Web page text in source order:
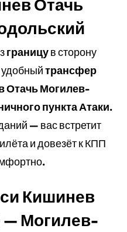
Отачь
границув сторону
трансфер
Отачь Могилев-
пункта Атаки.
— вас встретит
и довезёт к КПП
Кишинев
— Могилев-